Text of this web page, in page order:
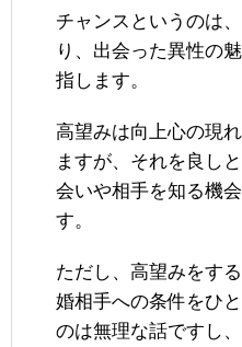
チャンスというのは
り、出会った異性の
指します。
高望みは向上心の現
ますが、それを良し
会いや相手を知る機
す。
ただし、高望みをす
婚相手への条件をひ
のは無理な話ですし